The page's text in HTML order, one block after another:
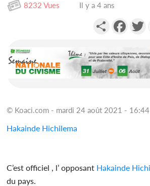
8232 Vues Il y a 4 ans
Partager
© Koaci.com - mardi 24 août 2021 - 16:44
Hakainde Hichilema
C’est officiel , l’ opposant Hakainde
du pays.